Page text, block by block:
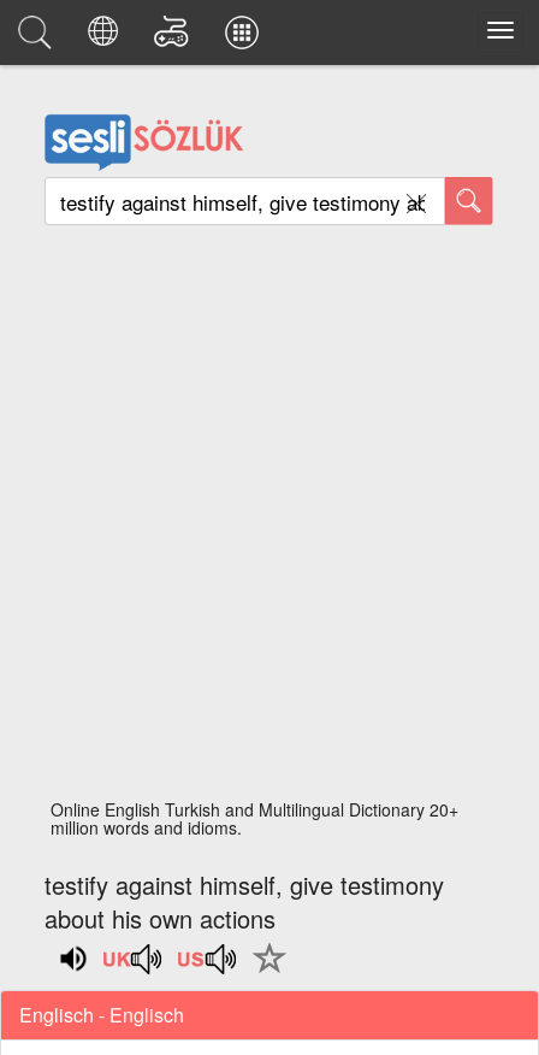
Online English Turkish and Multilingual Dictionary 20+
million words and idioms.
testify against himself, give testimony
about his own actions
Englisch - Englisch